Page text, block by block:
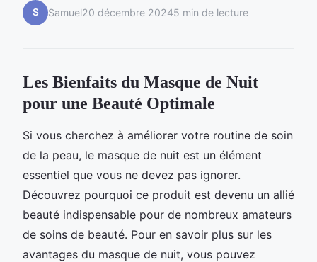
S Samuel20 décembre 20245 min de lecture
Les Bienfaits du Masque de Nuit
pour une Beauté Optimale
Si vous cherchez à améliorer votre routine de soin
de la peau, le masque de nuit est un élément
essentiel que vous ne devez pas ignorer.
Découvrez pourquoi ce produit est devenu un allié
beauté indispensable pour de nombreux amateurs
de soins de beauté. Pour en savoir plus sur les
avantages du masque de nuit, vous pouvez